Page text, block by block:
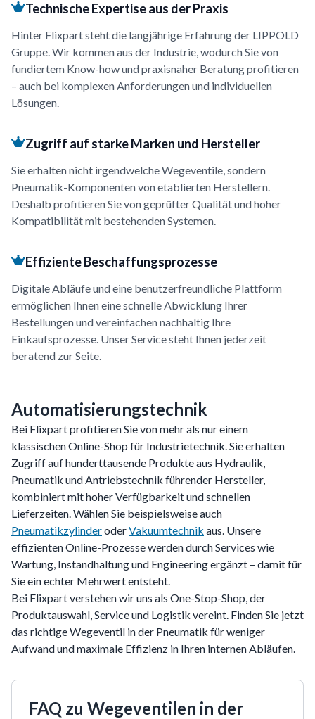
Technische Expertise aus der Praxis
Hinter Flixpart steht die langjährige Erfahrung der LIPPOLD
Gruppe. Wir kommen aus der Industrie, wodurch Sie von
fundiertem Know-how und praxisnaher Beratung profitieren
– auch bei komplexen Anforderungen und individuellen
Lösungen.
Zugriff auf starke Marken und Hersteller
Sie erhalten nicht irgendwelche Wegeventile, sondern
Pneumatik-Komponenten von etablierten Herstellern.
Deshalb profitieren Sie von geprüfter Qualität und hoher
Kompatibilität mit bestehenden Systemen.
Effiziente Beschaffungsprozesse
Digitale Abläufe und eine benutzerfreundliche Plattform
ermöglichen Ihnen eine schnelle Abwicklung Ihrer
Bestellungen und vereinfachen nachhaltig Ihre
Einkaufsprozesse. Unser Service steht Ihnen jederzeit
beratend zur Seite.
Automatisierungstechnik
Bei Flixpart profitieren Sie von mehr als nur einem
klassischen Online-Shop für Industrietechnik. Sie erhalten
Zugriff auf hunderttausende Produkte aus Hydraulik,
Pneumatik und Antriebstechnik führender Hersteller,
kombiniert mit hoher Verfügbarkeit und schnellen
Lieferzeiten. Wählen Sie beispielsweise auch
PneumatikzylinderoderVakuumtechnik aus. Unsere
effizienten Online-Prozesse werden durch Services wie
Wartung, Instandhaltung und Engineering ergänzt – damit für
Sie ein echter Mehrwert entsteht.
Bei Flixpart verstehen wir uns als One-Stop-Shop, der
Produktauswahl, Service und Logistik vereint. Finden Sie jetzt
das richtige Wegeventil in der Pneumatik für weniger
Aufwand und maximale Effizienz in Ihren internen Abläufen.
FAQ zu Wegeventilen in der